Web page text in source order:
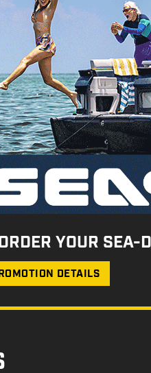
YOUR
DETAILS